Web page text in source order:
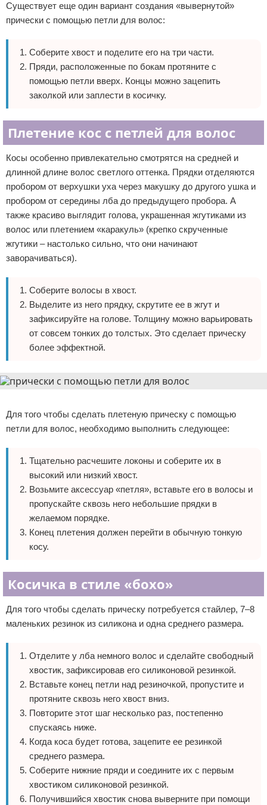
Существует еще один вариант создания «вывернутой»
прически с помощью петли для волос:
Соберите хвост и поделите его на три части.
Пряди, расположенные по бокам протяните с
помощью петли вверх. Концы можно зацепить
заколкой или заплести в косичку.
Плетение кос с петлей для волос
Косы особенно привлекательно смотрятся на средней и
длинной длине волос светлого оттенка. Прядки отделяются
пробором от верхушки уха через макушку до другого ушка и
пробором от середины лба до предыдущего пробора. А
также красиво выглядит голова, украшенная жгутиками из
волос или плетением «каракуль» (крепко скрученные
жгутики – настолько сильно, что они начинают
заворачиваться).
Соберите волосы в хвост.
Выделите из него прядку, скрутите ее в жгут и
зафиксируйте на голове. Толщину можно варьировать
от совсем тонких до толстых. Это сделает прическу
более эффектной.
Для того чтобы сделать плетеную прическу с помощью
петли для волос, необходимо выполнить следующее:
Тщательно расчешите локоны и соберите их в
высокий или низкий хвост.
Возьмите аксессуар «петля», вставьте его в волосы и
пропускайте сквозь него небольшие прядки в
желаемом порядке.
Конец плетения должен перейти в обычную тонкую
косу.
Косичка в стиле «бохо»
Для того чтобы сделать прическу потребуется стайлер, 7–8
маленьких резинок из силикона и одна среднего размера.
Отделите у лба немного волос и сделайте свободный
хвостик, зафиксировав его силиконовой резинкой.
Вставьте конец петли над резиночкой, пропустите и
протяните сквозь него хвост вниз.
Повторите этот шаг несколько раз, постепенно
спускаясь ниже.
Когда коса будет готова, зацепите ее резинкой
среднего размера.
Соберите нижние пряди и соедините их с первым
хвостиком силиконовой резинкой.
Получившийся хвостик снова выверните при помощи